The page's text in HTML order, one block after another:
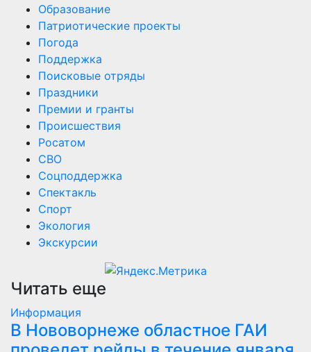
Образование
Патриотические проекты
Погода
Поддержка
Поисковые отряды
Праздники
Премии и гранты
Происшествия
Росатом
СВО
Соцподдержка
Спектакль
Спорт
Экология
Экскурсии
Читать еще
Информация
В Нововорнеже областное ГАИ